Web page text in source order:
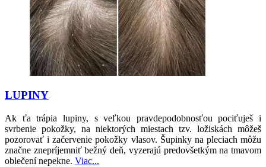
LUPINY
Ak ťa trápia lupiny, s veľkou pravdepodobnosťou pociťuješ i
svrbenie pokožky, na niektorých miestach tzv. ložiskách môžeš
pozorovať i začervenie pokožky vlasov. Šupinky na pleciach môžu
značne znepríjemniť bežný deň, vyzerajú predovšetkým na tmavom
oblečení nepekne. Viac...